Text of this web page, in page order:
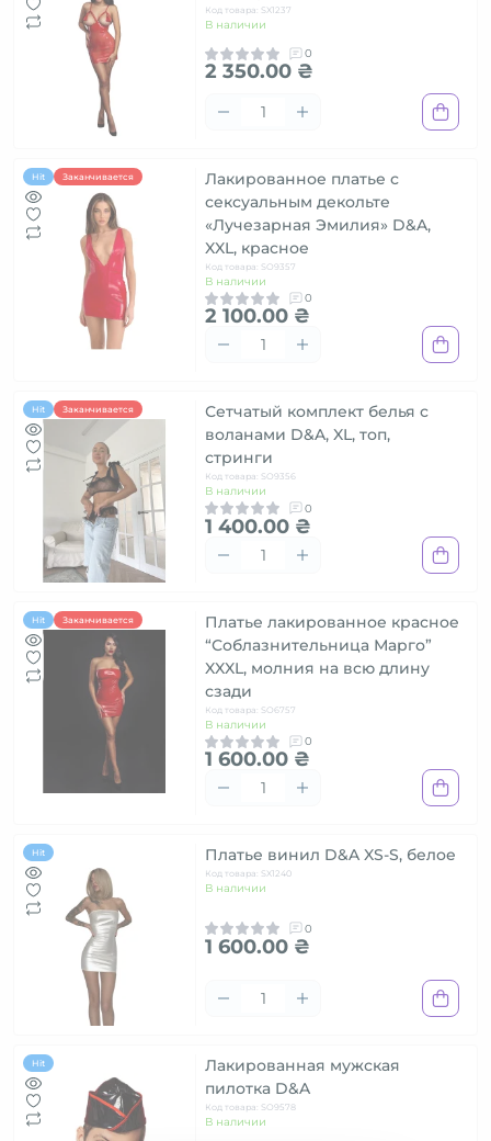
Код товара: SX1237
В наличии
0
2 350.00 ₴
Hit Заканчивается
Лакированное платье с
сексуальным декольте
«Лучезарная Эмилия» D&A,
XXL, красное
Код товара: SO9357
В наличии
0
2 100.00 ₴
Hit Заканчивается
Сетчатый комплект белья с
воланами D&A, XL, топ,
стринги
Код товара: SO9356
В наличии
0
1 400.00 ₴
Hit Заканчивается
Платье лакированное красное
“Соблазнительница Марго”
XXXL, молния на всю длину
сзади
Код товара: SO6757
В наличии
0
1 600.00 ₴
Hit Платье винил D&A XS-S, белое
Код товара: SX1240
В наличии
0
1 600.00 ₴
Hit
Лакированная мужская
пилотка D&A
Код товара: SO9578
В наличии